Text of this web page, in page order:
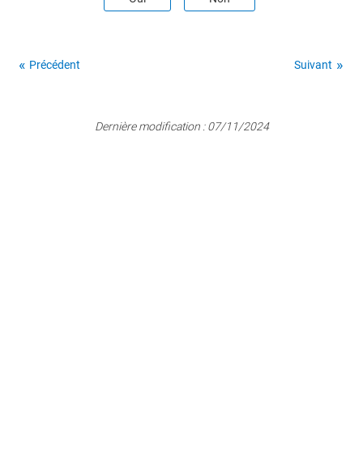
Précédent Suivant
Dernière modification :07/11/2024